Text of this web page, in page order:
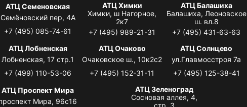
АТЦ Семеновская
Семёновский пер, 4А
+7 (495) 085-74-61
АТЦ Химки
Химки, ш Нагорное,
2к7
+7 (495) 989-21-31
АТЦ Балашиха
Балашиха, Леоновское
ш. вл.8
+7 (495) 431-63-63
АТЦ Лобненская
Лобненская, 17 стр.1
+7 (499) 110-53-06
АТЦ Очаково
Очаковское ш., 10к2с2
+7 (495) 152-31-11
АТЦ Солнцево
ул.Главмосстроя 7а
+7 (495) 125-38-41
АТЦ Проспект Мира
Мира, 96с16
АТЦ Зеленоград
Сосновая аллея, 4,
стр. 3